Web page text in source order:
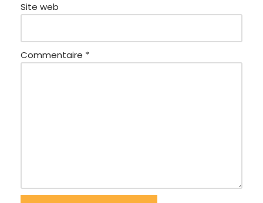
Site web
Commentaire *